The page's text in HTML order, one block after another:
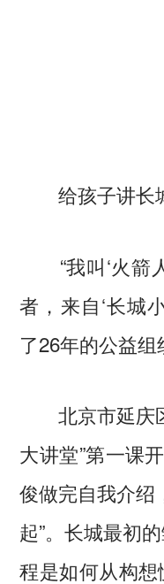
给孩子讲长
“我叫‘火箭
者，来自‘长城
了26年的公益组
北京市延庆
大讲堂”第一课
俊做完自我介绍
起”。长城最初
程是如何从构